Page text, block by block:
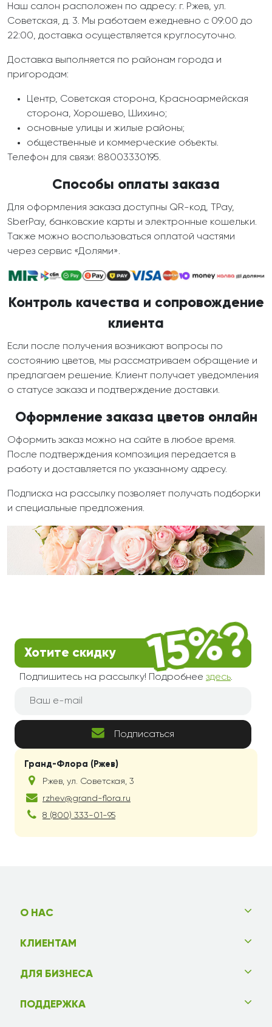
Наш салон расположен по адресу: г. Ржев, ул.
Советская, д. 3. Мы работаем ежедневно с 09:00 до
22:00, доставка осуществляется круглосуточно.
Доставка выполняется по районам города и
пригородам:
Центр, Советская сторона, Красноармейская
сторона, Хорошево, Шихино;
основные улицы и жилые районы;
общественные и коммерческие объекты.
Телефон для связи: 88003330195.
Способы оплаты заказа
Для оформления заказа доступны QR-код, TPay,
SberPay, банковские карты и электронные кошельки.
Также можно воспользоваться оплатой частями
через сервис «Долями».
Контроль качества и сопровождение
клиента
Если после получения возникают вопросы по
состоянию цветов, мы рассматриваем обращение и
предлагаем решение. Клиент получает уведомления
о статусе заказа и подтверждение доставки.
Оформление заказа цветов онлайн
Оформить заказ можно на сайте в любое время.
После подтверждения композиция передается в
работу и доставляется по указанному адресу.
Подписка на рассылку позволяет получать подборки
и специальные предложения.
Гранд-Флора (Ржев)
Ржев, ул. Советская, 3
rzhev@grand-flora.ru
8 (800) 333-01-95
Хотите скидку
Подпишитесь на рассылку! Подробнее здесь.
Подписаться
О НАС
КЛИЕНТАМ
ДЛЯ БИЗНЕСА
ПОДДЕРЖКА